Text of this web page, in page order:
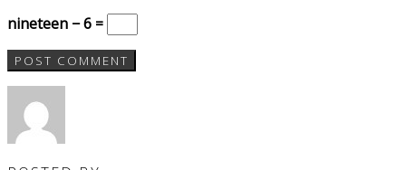
nineteen − 6 =